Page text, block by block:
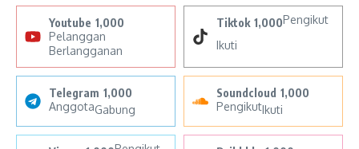
Youtube 1,000
Pelanggan
Berlangganan
Tiktok 1,000Pengikut
Ikuti
Telegram 1,000
AnggotaGabung
Soundcloud 1,000
PengikutIkuti